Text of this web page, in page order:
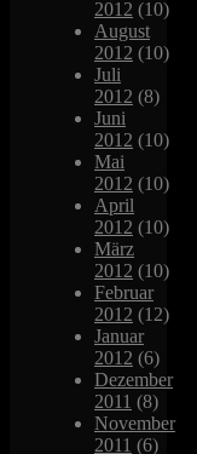
2012 (10)
August
2012 (10)
Juli
2012 (8)
Juni
2012 (10)
Mai
2012 (10)
April
2012 (10)
März
2012 (10)
Februar
2012 (12)
Januar
2012 (6)
Dezember
2011 (8)
November
2011 (6)